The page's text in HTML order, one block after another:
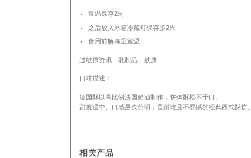
常温保存2周
之后放入冰箱冷藏可保存多2周
食用前解冻至室温
过敏原资讯：乳制品、麸质
口味描述：
德国酥以高比例法国奶油制作，饼体酥松不干口。
甜度适中、口感层次分明，是耐吃且不易腻的经典西式酥饼。
相关产品